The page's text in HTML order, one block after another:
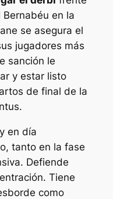
en la
se asegura el
jugadores más
sanción le
y estar listo
de final de la
en día
tanto en la fase
Defiende
Tiene
como